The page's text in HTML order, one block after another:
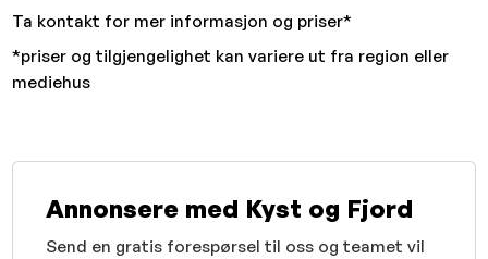
Ta kontakt for mer informasjon og priser*
*priser og tilgjengelighet kan variere ut fra region eller
mediehus
Annonsere med Kyst og Fjord
Send en gratis forespørsel til oss og teamet vil